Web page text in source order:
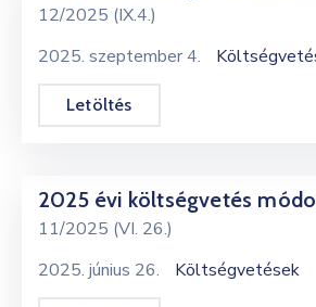
12/2025 (IX.4.)
2025. szeptember 4.
Letöltés
2025 évi költségvetés
11/2025 (VI. 26.)
2025. június 26.
Költségvetések